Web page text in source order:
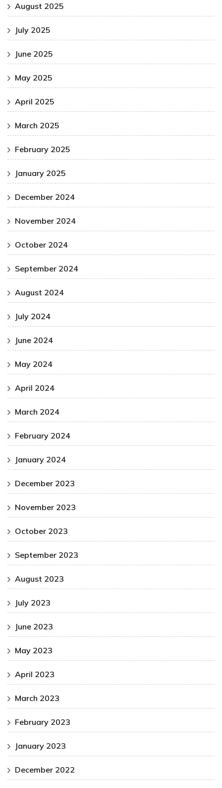
August 2025
July 2025
June 2025
May 2025
April 2025
March 2025
February 2025
January 2025
December 2024
November 2024
October 2024
September 2024
August 2024
July 2024
June 2024
May 2024
April 2024
March 2024
February 2024
January 2024
December 2023
November 2023
October 2023
September 2023
August 2023
July 2023
June 2023
May 2023
April 2023
March 2023
February 2023
January 2023
December 2022